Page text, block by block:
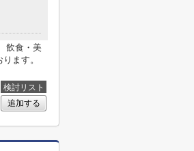
飲食・美
ます。
検討リスト
追加する